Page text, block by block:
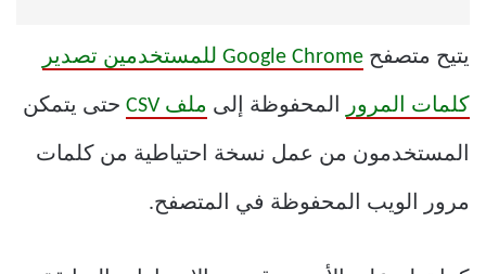
يتيح متصفح Google Chrome للمستخدمين تصدير
كلمات المرور المحفوظة إلى ملف CSV حتى يتمكن
المستخدمون من عمل نسخة احتياطية من كلمات
مرور الويب المحفوظة في المتصفح.